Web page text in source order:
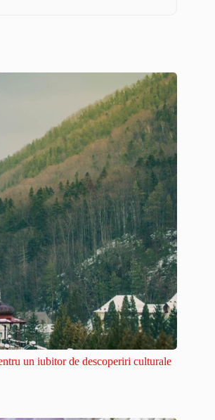
un iubitor de descoperiri culturale